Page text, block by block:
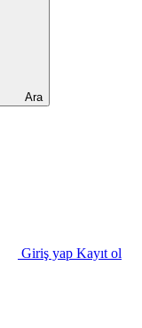
Ara
Giriş yap Kayıt ol